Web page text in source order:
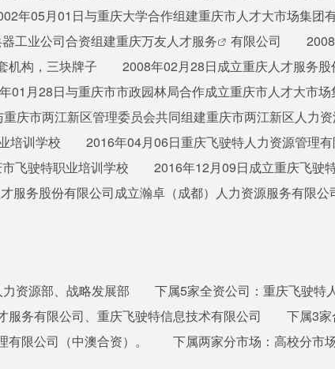
年05月01日与重庆大学合作组建重庆市人才大市场集
工业公司合资组建重庆万友人才服务
有限公司 2008
套机构，三块牌子 2008年02月28日成立重庆人才服
月28日与重庆市市政园林局合作成立重庆市人才大
市两江新区管理委员会共同组建重庆市两江新区人
业培训学校 2016年04月06日重庆飞驶特人力资源管理
市飞驶特职业培训学校 2016年12月09日成立重庆飞
务股份有限公司成立瀚卓（成都）人力资源服务有
资源部、战略发展部 下属5家全资公司：重庆飞驶特
服务有限公司、重庆飞驶特信息技术有限公司 下属3家
有限公司（中澳合资）。 下属两家分市场：高校分市